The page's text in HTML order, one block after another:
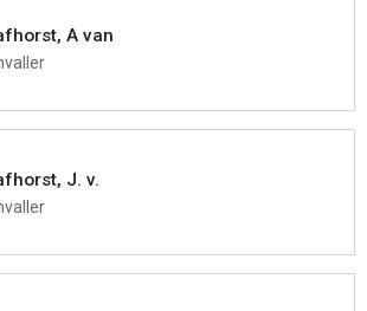
A van
J. v.